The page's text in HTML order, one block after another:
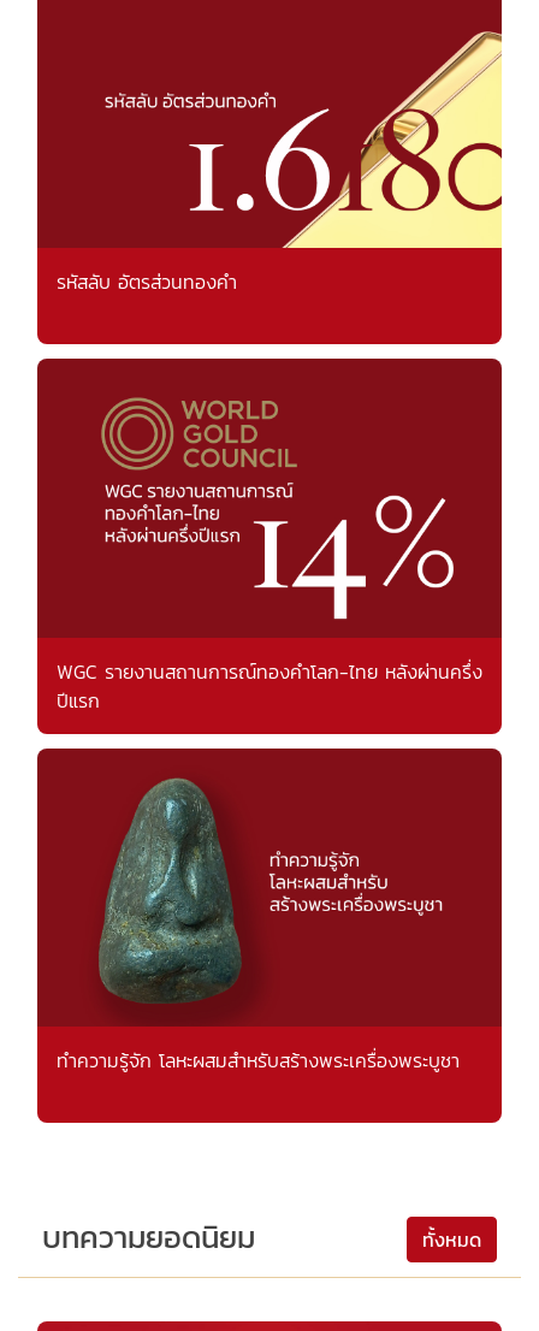
รหัสลับ อัตรส่วนทองคำ
WGC รายงานสถานการณ์ทองคำโลก-ไทย หลังผ่านครึ่ง
ปีแรก
ทำความรู้จัก โลหะผสมสำหรับสร้างพระเครื่องพระบูชา
บทความยอดนิยม ทั้งหมด